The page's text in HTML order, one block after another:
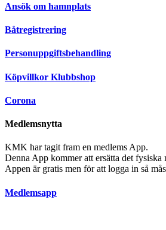
Ansök om hamnplats
Båtregistrering
Personuppgiftsbehandling
Köpvillkor Klubbshop
Corona
Medlemsnytta
KMK har tagit fram en medlems App.
Denna App kommer att ersätta det fysiska
Appen är gratis men för att logga in så
Medlemsapp